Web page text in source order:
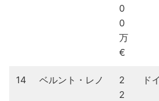
0
0
万
€
14 ベルント・レノ
2
2
ド